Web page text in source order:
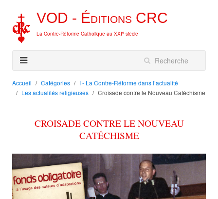
VOD - Éditions CRC
La Contre-Réforme Catholique au XXIe siècle
Accueil Catégories
I - La Contre-Réforme dans l’actualité
Les actualités religieuses
Croisade contre le Nouveau Catéchisme
CROISADE CONTRE LE NOUVEAU
CATÉCHISME